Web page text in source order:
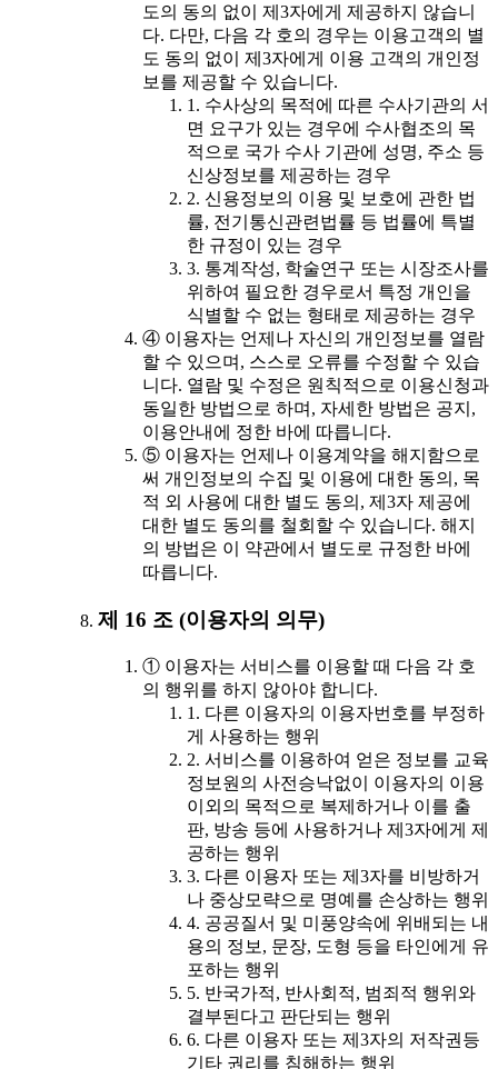
도의 동의 없이 제3자에게 제공하지 않습니
다. 다만, 다음 각 호의 경우는 이용고객의 별
도 동의 없이 제3자에게 이용 고객의 개인정
보를 제공할 수 있습니다.
1. 수사상의 목적에 따른 수사기관의 서
면 요구가 있는 경우에 수사협조의 목
적으로 국가 수사 기관에 성명, 주소 등
신상정보를 제공하는 경우
2. 신용정보의 이용 및 보호에 관한 법
률, 전기통신관련법률 등 법률에 특별
한 규정이 있는 경우
3. 통계작성, 학술연구 또는 시장조사를
위하여 필요한 경우로서 특정 개인을
식별할 수 없는 형태로 제공하는 경우
④ 이용자는 언제나 자신의 개인정보를 열람
할 수 있으며, 스스로 오류를 수정할 수 있습
니다. 열람 및 수정은 원칙적으로 이용신청과
동일한 방법으로 하며, 자세한 방법은 공지,
이용안내에 정한 바에 따릅니다.
⑤ 이용자는 언제나 이용계약을 해지함으로
써 개인정보의 수집 및 이용에 대한 동의, 목
적 외 사용에 대한 별도 동의, 제3자 제공에
대한 별도 동의를 철회할 수 있습니다. 해지
의 방법은 이 약관에서 별도로 규정한 바에
따릅니다.
제 16 조 (이용자의 의무)
① 이용자는 서비스를 이용할 때 다음 각 호
의 행위를 하지 않아야 합니다.
1. 다른 이용자의 이용자번호를 부정하
게 사용하는 행위
2. 서비스를 이용하여 얻은 정보를 교육
정보원의 사전승낙없이 이용자의 이용
이외의 목적으로 복제하거나 이를 출
판, 방송 등에 사용하거나 제3자에게 제
공하는 행위
3. 다른 이용자 또는 제3자를 비방하거
나 중상모략으로 명예를 손상하는 행위
4. 공공질서 및 미풍양속에 위배되는 내
용의 정보, 문장, 도형 등을 타인에게 유
포하는 행위
5. 반국가적, 반사회적, 범죄적 행위와
결부된다고 판단되는 행위
6. 다른 이용자 또는 제3자의 저작권등
기타 권리를 침해하는 행위